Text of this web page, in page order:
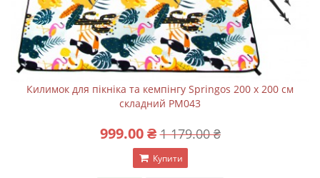
Килимок для пікніка та кемпінгу Springos 200 x 200 см
складний PM043
999.00 ₴ 1 179.00 ₴
Купити